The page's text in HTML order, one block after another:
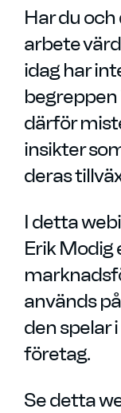
Har du
arbete
idag har
därför
insikter
deras
I detta
Erik Modig
används
den spelar
företag.
Se detta